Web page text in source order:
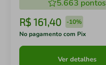
5.663 pontos
R$ 161,40 -10%
No pagamento com Pix
Ver detalhes